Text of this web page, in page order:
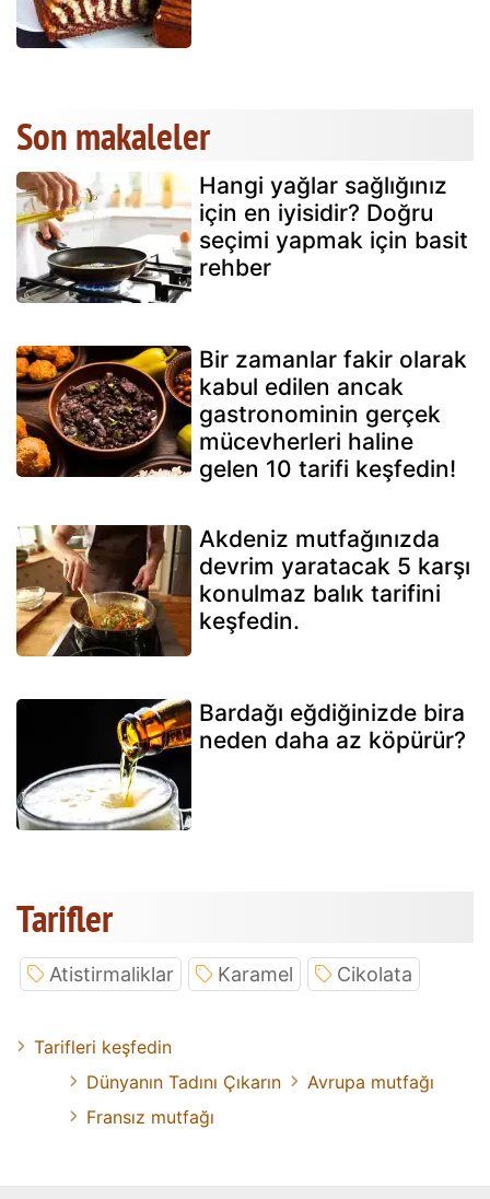
Son makaleler
Hangi yağlar sağlığınız
için en iyisidir? Doğru
seçimi yapmak için basit
rehber
Bir zamanlar fakir olarak
kabul edilen ancak
gastronominin gerçek
mücevherleri haline
gelen 10 tarifi keşfedin!
Akdeniz mutfağınızda
devrim yaratacak 5 karşı
konulmaz balık tarifini
keşfedin.
Bardağı eğdiğinizde bira
neden daha az köpürür?
Tarifler
Atistirmaliklar Karamel Cikolata
Tarifleri keşfedin
Dünyanın Tadını Çıkarın
Avrupa mutfağı
Fransız mutfağı